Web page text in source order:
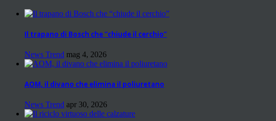
Il trapano di Bosch che “chiude il cerchio”
News Trend mag 4, 2026
AOM, il divano che elimina il poliuretano
News Trend apr 30, 2026